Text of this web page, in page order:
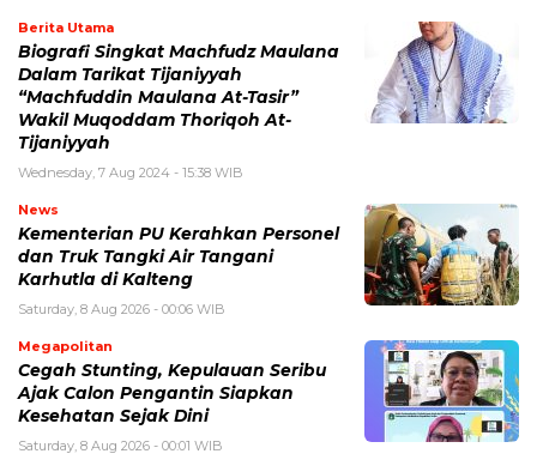
Berita Utama
Biografi Singkat Machfudz Maulana
Dalam Tarikat Tijaniyyah
“Machfuddin Maulana At-Tasir”
Wakil Muqoddam Thoriqoh At-
Tijaniyyah
Wednesday, 7 Aug 2024 - 15:38 WIB
News
Kementerian PU Kerahkan Personel
dan Truk Tangki Air Tangani
Karhutla di Kalteng
Saturday, 8 Aug 2026 - 00:06 WIB
Megapolitan
Cegah Stunting, Kepulauan Seribu
Ajak Calon Pengantin Siapkan
Kesehatan Sejak Dini
Saturday, 8 Aug 2026 - 00:01 WIB